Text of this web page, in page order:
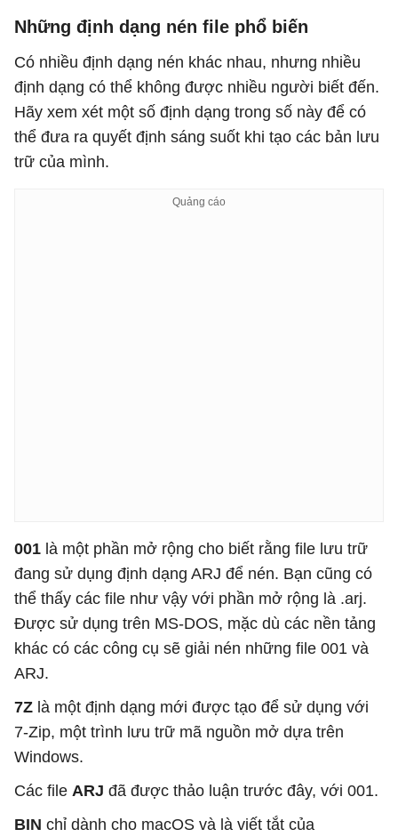
Những định dạng nén file phổ biến
Có nhiều định dạng nén khác nhau, nhưng nhiều
định dạng có thể không được nhiều người biết đến.
Hãy xem xét một số định dạng trong số này để có
thể đưa ra quyết định sáng suốt khi tạo các bản lưu
trữ của mình.
001 là một phần mở rộng cho biết rằng file lưu trữ
đang sử dụng định dạng ARJ để nén. Bạn cũng có
thể thấy các file như vậy với phần mở rộng là .arj.
Được sử dụng trên MS-DOS, mặc dù các nền tảng
khác có các công cụ sẽ giải nén những file 001 và
ARJ.
7Z là một định dạng mới được tạo để sử dụng với
7-Zip, một trình lưu trữ mã nguồn mở dựa trên
Windows.
Các file ARJ đã được thảo luận trước đây, với 001.
BIN chỉ dành cho macOS và là viết tắt của